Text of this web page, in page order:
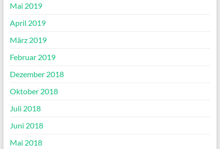
Mai 2019
April 2019
März 2019
Februar 2019
Dezember 2018
Oktober 2018
Juli 2018
Juni 2018
Mai 2018